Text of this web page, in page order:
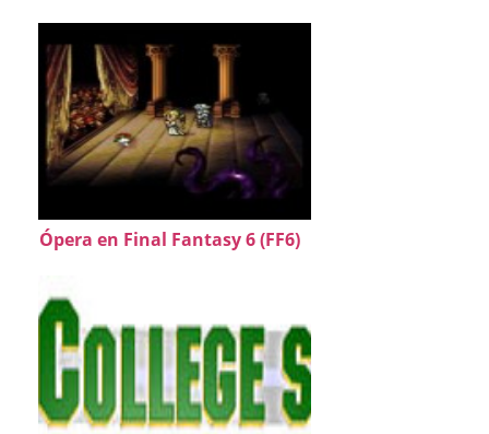
Ópera en Final Fantasy 6 (FF6)